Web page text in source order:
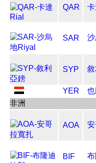
QAR
SAR
SYP
YER
非洲
AOA
BIF